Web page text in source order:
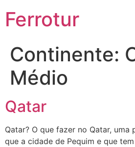
Ferrotur
Continente:
Médio
Qatar
Qatar? O que fazer no Qatar, uma
que a cidade de Pequim e que